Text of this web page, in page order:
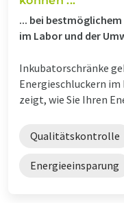
... bei
im Labor und der
Inkubatorschränke
Energieschluckern
zeigt, wie Sie Ihren
Qualitätskontrolle
Energieeinsparung